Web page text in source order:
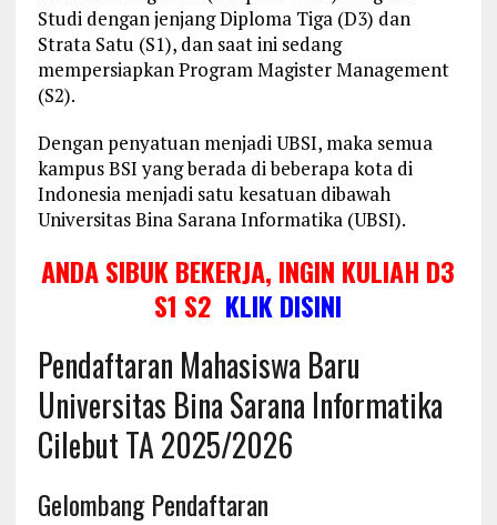
Studi dengan jenjang Diploma Tiga (D3) dan
Strata Satu (S1), dan saat ini sedang
mempersiapkan Program Magister Management
(S2).
Dengan penyatuan menjadi UBSI, maka semua
kampus BSI yang berada di beberapa kota di
Indonesia menjadi satu kesatuan dibawah
Universitas Bina Sarana Informatika (UBSI).
ANDA SIBUK BEKERJA, INGIN KULIAH D3
S1 S2 KLIK DISINI
Pendaftaran Mahasiswa Baru
Universitas Bina Sarana Informatika
Cilebut TA 2025/2026
Gelombang Pendaftaran